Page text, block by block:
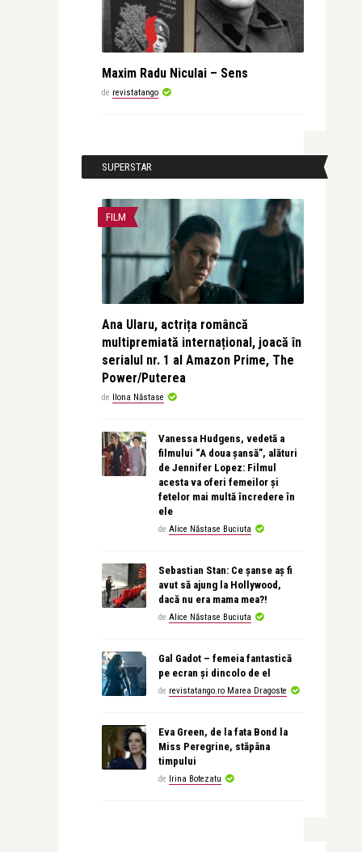
Maxim Radu Niculai – Sens
de revistatango
SUPERSTAR
FILM
Ana Ularu, actrița româncă
multipremiată internațional, joacă în
serialul nr. 1 al Amazon Prime, The
Power/Puterea
de Ilona Năstase
Vanessa Hudgens, vedetă a
filmului “A doua șansă”, alături
de Jennifer Lopez: Filmul
acesta va oferi femeilor și
fetelor mai multă încredere în
ele
de Alice Năstase Buciuta
Sebastian Stan: Ce șanse aș fi
avut să ajung la Hollywood,
dacă nu era mama mea?!
de Alice Năstase Buciuta
Gal Gadot – femeia fantastică
pe ecran și dincolo de el
de revistatango.ro Marea Dragoste
Eva Green, de la fata Bond la
Miss Peregrine, stăpâna
timpului
de Irina Botezatu